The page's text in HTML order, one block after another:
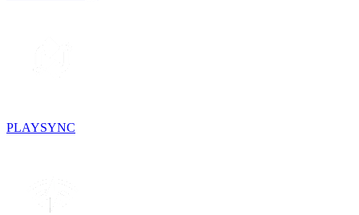
PLAYSYNC